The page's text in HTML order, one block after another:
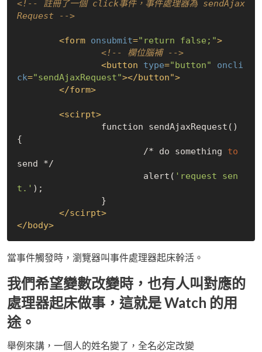
<!-- 註冊了一個 click事件，事件處理器為 sendAjax
Request -->
<form onsubmit="return false;">
<!-- 欄位腦補 -->
<button type="button"
oncli
ck="sendAjaxRequest"></button">
</form>
<scirpt>
{
			/* do something
to
send */
			alert(
'request sen
t.' );
		}
</scirpt>
</body>
當事件觸發時，瀏覽器叫事件處理器起床幹活。
我們希望變數改變時，也有人叫對應的
處理器起床做事，這就是 Watch 的用
途。
舉例來講，一個人的姓名變了，全名必定改變